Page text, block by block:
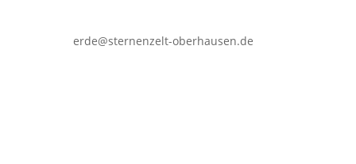
erde@sternenzelt-oberhausen.de